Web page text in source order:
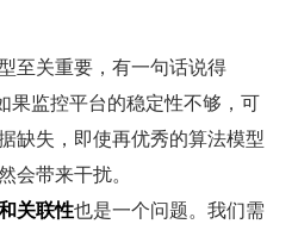
至关重要，有一句话说得
果监控平台的稳定性不够，可
缺失，即使再优秀的算法模型
会带来干扰。
关联性也是一个问题。我们需